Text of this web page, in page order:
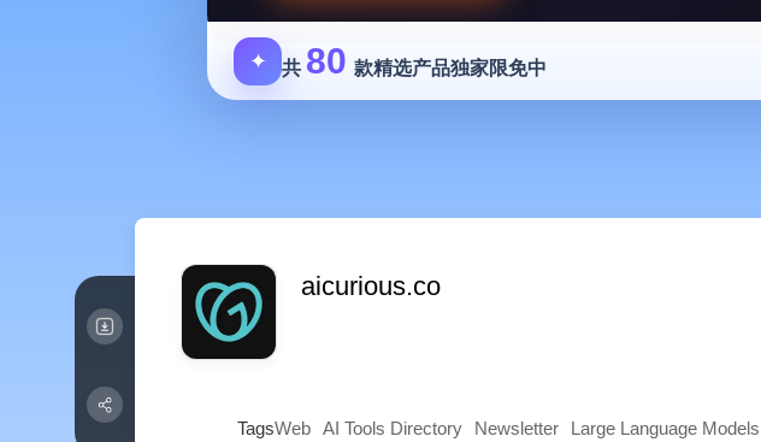
✦ 共 80 款精选产品独家限免中
aicurious.co
TagsWeb AI Tools Directory Newsletter Large Language